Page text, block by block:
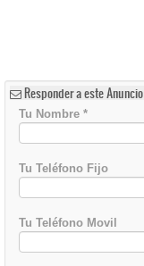
Responder a este Anuncio
Tu Nombre *
Tu Teléfono Fijo
Tu Teléfono Movil